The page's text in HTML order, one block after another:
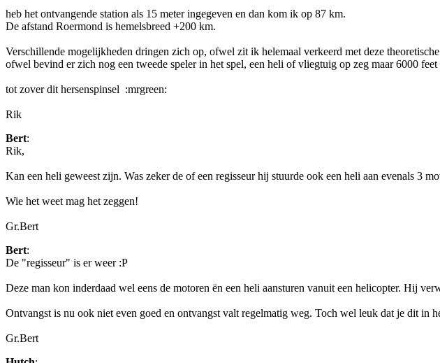
heb het ontvangende station als 15 meter ingegeven en dan kom ik op 87 km.
De afstand Roermond is hemelsbreed +200 km.
Verschillende mogelijkheden dringen zich op, ofwel zit ik helemaal verkeerd met deze
ofwel bevind er zich nog een tweede speler in het spel, een heli of vliegtuig op zeg maar 6000
tot zover dit hersenspinsel :mrgreen:
Rik
Bert:
Rik,
Kan een heli geweest zijn. Was zeker de of een regisseur hij stuurde ook een heli aan evenals 3
Wie het weet mag het zeggen!
Gr.Bert
Bert:
De "regisseur" is er weer :P
Deze man kon inderdaad wel eens de motoren ën een heli aansturen vanuit een helicopter. Hij
Ontvangst is nu ook niet even goed en ontvangst valt regelmatig weg. Toch wel leuk dat je dit in
Gr.Bert